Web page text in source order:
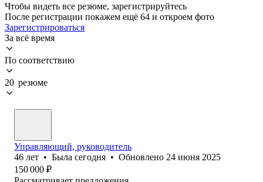
Чтобы видеть все резюме, зарегистрируйтесь
После регистрации покажем ещё 64 и откроем фото
Зарегистрироваться
За всё время
По соответствию
20 резюме
Управляющий, руководитель
46 лет • Была сегодня • Обновлено 24 июня 2025
150 000 ₽